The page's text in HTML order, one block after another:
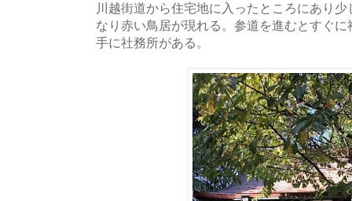
川越街道から住宅地に入ったところにあり
なり赤い鳥居が現れる。参道を進むとすぐ
手に社務所がある。